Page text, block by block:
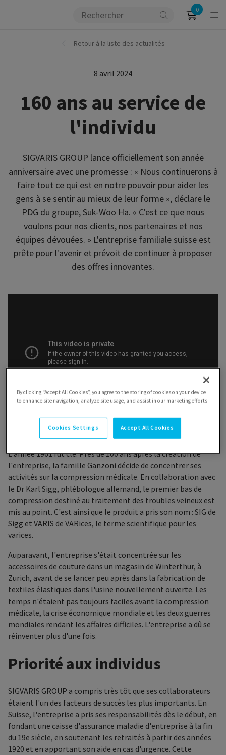
0
Retour à la liste des actualités
8 avril 2024
160 ans au service de
l'individu
SIGVARIS GROUP lance officiellement son année
anniversaire avec une promesse : « Nous continuerons à
faire tout ce qui est en notre pouvoir pour aider les
gens à se sentir au mieux de leur forme », déclare le
PDG du groupe, Suk-Woo Ha. « C'est ce que nous
voulons pour nos clients, nos partenaires et nos
équipes dévouées. » L'entreprise familiale suisse est
prête pour l'avenir et prévoit de continuer à proposer
des offres innovantes.
L'année 1961 fut clé. Près de 100 ans après la création de
l'entreprise, la famille Ganzoni décide de concentrer ses
activités sur la compression médicale. En collaboration avec
le Dr Karl Sigg, phlébologue allemand, le premier bas de
compression destiné au traitement des troubles veineux est
mis au point. C'est ainsi que le produit a pris son nom : SIG de
Sigg et VARIS de VARices, le terme scientifique pour les
varices.
Auparavant, l'entreprise s'était concentrée sur les
accessoires de couture dans un magasin de Winterthur, à
Zurich, avant de se lancer peu après dans la fabrication de
textiles élastiques dans l'usine nouvellement ouverte. Les
temps n'étaient pas toujours faciles avant la compression
médicale, la crise économique mondiale et les deux guerres
mondiales rendant les affaires difficiles. L'entreprise a dû se
réinventer plus d'une fois.
Priorité aux individus
SIGVARIS GROUP a compris très tôt que ses collaborateurs
étaient l'un des facteurs de succès les plus importants. En
Suisse, l'entreprise a pris ses responsabilités dès le début, en
fondant une caisse d'assurance maladie d'entreprise à la fin
du 19e siècle, en soutenant les retraités à partir des années
1920 et en apportant son aide en cas d'urgence. Cette
By clicking “Accept All Cookies”, you agree to the storing of cookies on your device
to enhance site navigation, analyze site usage, and assist in our marketing efforts.
Cookies Settings Accept All Cookies